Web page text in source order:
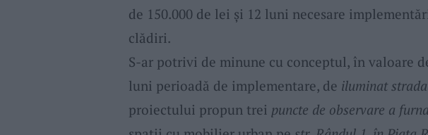
de 150.000 de lei și 12 luni necesare
clădiri.
S-ar potrivi de minune cu conceptul, în valoare
luni perioadă de implementare, de iluminat
proiectului propun trei puncte de observare a